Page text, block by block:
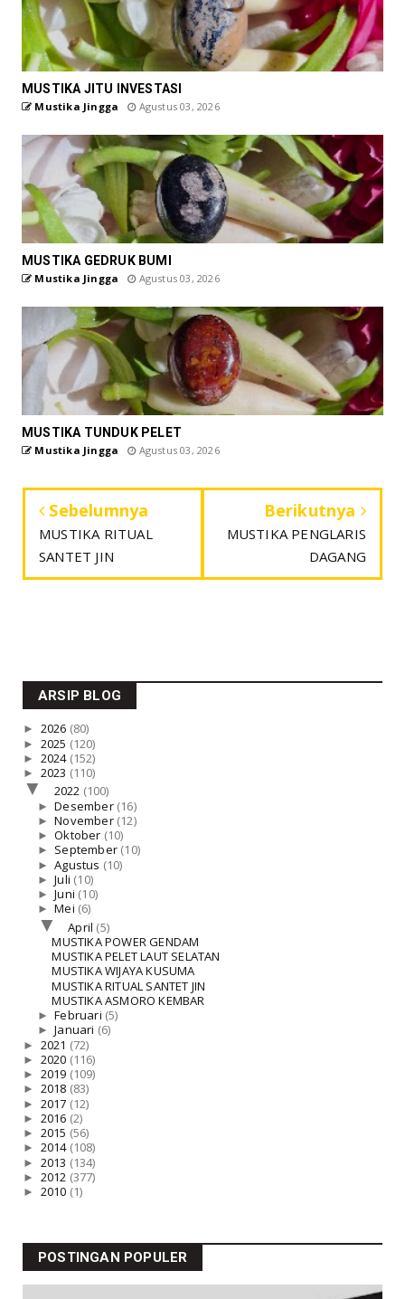
MUSTIKA JITU INVESTASI
Mustika Jingga Agustus 03, 2026
MUSTIKA GEDRUK BUMI
Mustika Jingga Agustus 03, 2026
MUSTIKA TUNDUK PELET
Mustika Jingga Agustus 03, 2026
Sebelumnya
MUSTIKA RITUAL
SANTET JIN
Berikutnya
MUSTIKA PENGLARIS
DAGANG
ARSIP BLOG
► 2026 (80)
► 2025 (120)
► 2024 (152)
► 2023 (110)
▼ 2022 (100)
►Desember (16)
►November (12)
►Oktober (10)
► September (10)
►Agustus (10)
►Juli (10)
►Juni (10)
►Mei (6)
▼April (5)
MUSTIKA POWER GENDAM
MUSTIKA PELET LAUT SELATAN
MUSTIKA WIJAYA KUSUMA
MUSTIKA RITUAL SANTET JIN
MUSTIKA ASMORO KEMBAR
►Februari (5)
►Januari (6)
► 2021 (72)
► 2020 (116)
► 2019 (109)
► 2018 (83)
► 2017 (12)
► 2016 (2)
► 2015 (56)
► 2014 (108)
► 2013 (134)
► 2012 (377)
► 2010 (1)
POSTINGAN POPULER